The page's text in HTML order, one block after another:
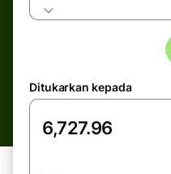
Ditukarkan kepada